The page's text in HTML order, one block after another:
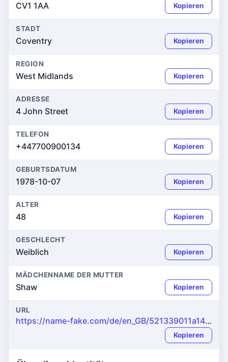
CV1 1AA Kopieren
STADT
Coventry Kopieren
REGION
West Midlands Kopieren
ADRESSE
4 John Street Kopieren
TELEFON
+447700900134 Kopieren
GEBURTSDATUM
1978-10-07 Kopieren
ALTER
48 Kopieren
GESCHLECHT
Weiblich Kopieren
MÄDCHENNAME DER MUTTER
Shaw Kopieren
URL
https://name-fake.com/de/en_GB/521339011a14cf0a0cc9e04bbf306119
Kopieren